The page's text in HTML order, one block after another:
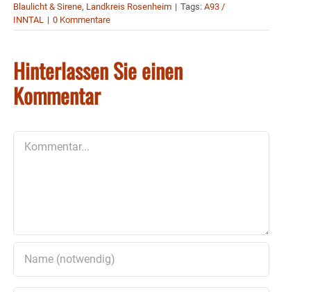
Blaulicht & Sirene, Landkreis Rosenheim | Tags: A93 /
INNTAL
| 0 Kommentare
Hinterlassen Sie einen
Kommentar